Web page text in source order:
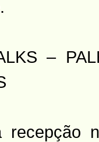
–
recepção